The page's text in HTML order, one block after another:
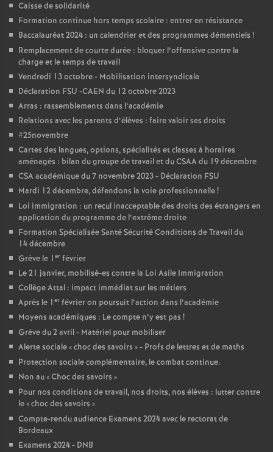
s
d
e
S
e
c
o
n
d
d
e
g
r
é
Caisse de solidarité
Formation continue hors temps scolaire : entrer en résistance
Baccalauréat 2024 : un calendrier et des programmes démentiels !
Remplacement de courte durée : bloquer l’offensive contre la
charge et le temps de travail
Vendredi 13 octobre - Mobilisation intersyndicale
Déclaration FSU -CAEN du 12 octobre 2023
Arras : rassemblements dans l’académie
Relations avec les parents d’élèves : faire valoir ses droits
#25novembre
Cartes des langues, options, spécialités et classes à horaires
aménagés : bilan du groupe de travail et du CSAA du 19 décembre
CSA académique du 7 novembre 2023 - Déclaration FSU
Mardi 12 décembre, défendons la voie professionnelle!
Loi immigration : un recul inacceptable des droits des étrangers en
application du programme de l’extrême droite
Formation Spécialisée Santé Sécurité Conditions de Travail du
14 décembre
Grève le 1 er février
Le 21 janvier, mobilisé-es contre la Loi Asile Immigration
Collège Attal : impact immédiat sur les métiers
Après le 1 er février on poursuit l’action dans l’académie
Moyens académiques : Le compte n’y est pas !
Grève du 2 avril - Matériel pour mobiliser
Alerte sociale «choc des savoirs » - Profs de lettres et de maths
Protection sociale complémentaire, le combat continue.
Non au «Choc des savoirs »
Pour nos conditions de travail, nos droits, nos élèves : lutter contre
le «choc des savoirs »
Compte-rendu audience Examens 2024 avec le rectorat de
Bordeaux
Examens 2024 - DNB